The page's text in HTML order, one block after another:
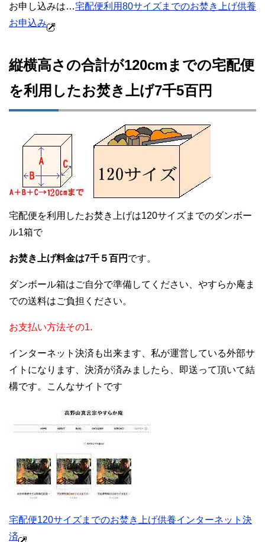
お申し込みは…宅配便利用80サイズまでのお焚き上げ供養
お申込み
縦横高さの合計が120cmまでの宅配便
を利用したお焚き上げ7千5百円
宅配便を利用したお焚き上げは120サイズまでのダンボー
ル1箱で
お焚き上げ料金は7千５百円 です。
ダンボール箱はご自分で準備してください、やすらか庵ま
での送料はご負担ください。
お支払い方法その1.
インターネット決済も出来ます、私が運営している外部サ
イトになります、決済が済みましたら、即送って頂いて結
構です。こんなサイトです
宅配便120サイズまでのお焚き上げ供養インターネット決
済